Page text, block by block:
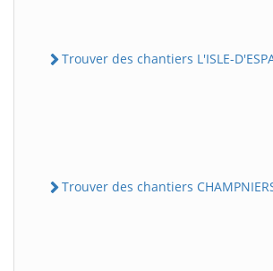
Trouver des chantiers L'ISLE-
Trouver des chantiers